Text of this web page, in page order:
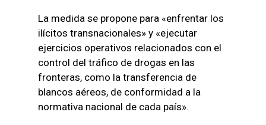
La medida se propone para «enfrentar los
ilícitos transnacionales» y «ejecutar
ejercicios operativos relacionados con el
control del tráfico de drogas en las
fronteras, como la transferencia de
blancos aéreos, de conformidad a la
normativa nacional de cada país».